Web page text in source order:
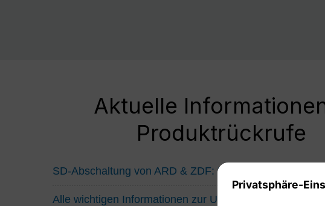
Aktuelle
Produktrückrufe
SD-Abschaltung von ARD & ZDF: Das müssen Sie
Alle wichtigen Informationen zur Umstellung der ARD-